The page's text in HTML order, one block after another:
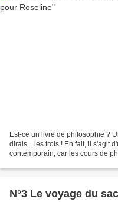
Est-ce un livre de philosophie ?
dirais... les trois ! En fait, il s'agit
contemporain, car les cours de
N°3 Le voyage du